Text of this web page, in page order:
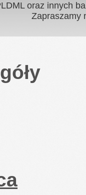
oraz innych
Zapraszamy